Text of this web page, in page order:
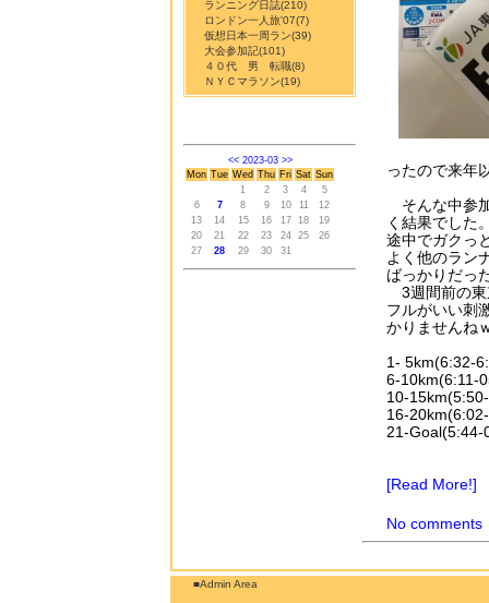
ランニング日誌(210)
ロンドン一人旅'07(7)
仮想日本一周ラン(39)
大会参加記(101)
４０代 男 転職(8)
ＮＹＣマラソン(19)
<< 2023-03 >>
Mon Tue Wed Thu Fri Sat Sun
1
2 3 4
5
6
7 8 9 10 11
12
13
14 15 16 17 18
19
20
21 22 23 24 25
26
27
28 29 30 31
ったので来年
そんな中参
く結果でした
途中でガクっ
よく他のラン
ばっかりだっ
3週間前の東
フルがいい刺
かりませんね
1- 5km(6:32-
6-10km(6:11-
10-
16-
21-Goal(5:44-
[Read More!]
No comments
■Admin Area